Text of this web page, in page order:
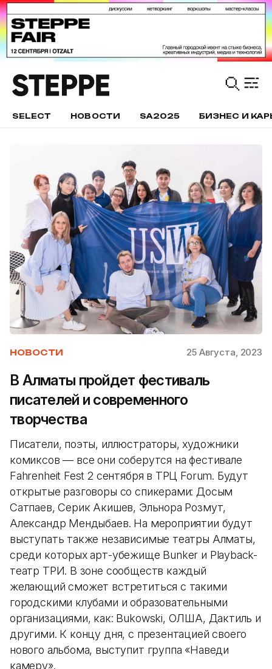
SELECT НОВОСТИ SA2025 БИЗНЕС И
НОВОСТИ 25 Августа, 2023
В Алматы пройдет фестиваль
писателей и современного
творчества
Писатели, поэты, иллюстраторы, художники
комиксов — все они соберутся на фестивале
Fahrenheit Fest 2 сентября в ТРЦ Forum. Будут
открытые разговоры со спикерами: Досым
Сатпаев, Серик Акишев, Эльнора Розмут,
Александр Мендыбаев. На мероприятии будут
выступать также независимые театры Алматы,
среди которых арт-убежище Bunker и Playback-
театр ТРИ. В зоне сообществ каждый
желающий сможет встретиться с такими
городскими клубами и образовательными
организациями, как: Bukowski, ОЛША, Дактиль и
другими. К концу дня, с презентацией своего
нового альбома, выступит группа «Наведи
камеру».